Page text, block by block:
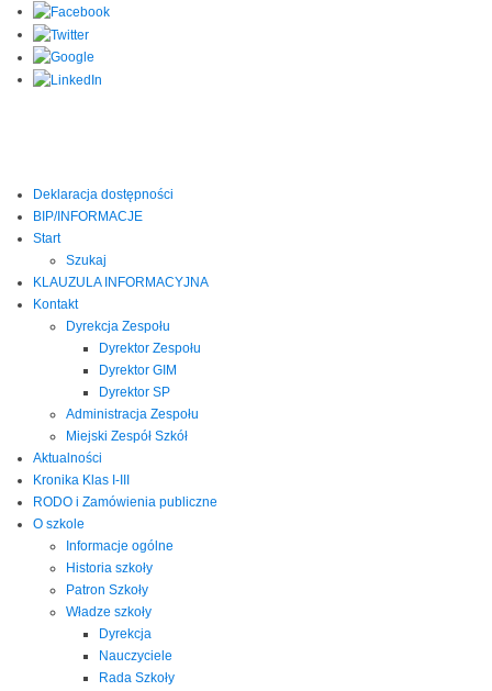
Deklaracja dostępności
BIP/INFORMACJE
Start
Szukaj
KLAUZULA INFORMACYJNA
Kontakt
Dyrekcja Zespołu
Dyrektor Zespołu
Dyrektor GIM
Dyrektor SP
Administracja Zespołu
Miejski Zespół Szkół
Aktualności
Kronika Klas I-III
RODO i Zamówienia publiczne
O szkole
Informacje ogólne
Historia szkoły
Patron Szkoły
Władze szkoły
Dyrekcja
Nauczyciele
Rada Szkoły